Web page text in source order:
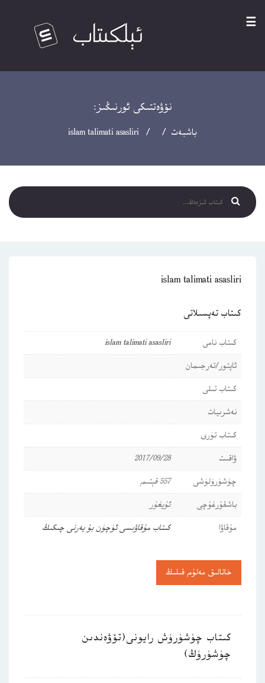
☰
نۆۋەتتىكى ئورنىڭىز:
باشبەت / / islam talimati asasliri
islam talimati asasliri
كىتاب تەپسىلاتى
كىتاب نامى
islam talimati asasliri
ئاپتور/تەرجىمان
كىتاب تىلى
نەشرىيات
كىتاب تۈرى
ۋاقىت
2017/09/28
چۈشۈرۈلۈشى
557 قېتىم
باشقۇرغۇچى
ئۇيغۇر
مۇقاۋا
كىتاب مۇقاۋىسى ئۈچۈن بۇ يەرنى چىكىڭ
خاتالىق مەلۇم قىلىڭ
كىتاب چۈشۈرۈش رايونى(تۆۋەندىن
چۈشۈرۈڭ)